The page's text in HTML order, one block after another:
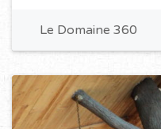
Le Domaine 360